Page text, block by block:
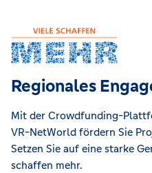
Regionales
Mit der Crowdfunding-
VR-NetWorld fördern Sie
Setzen Sie auf eine starke
schaffen mehr.